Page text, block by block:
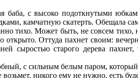
с высоко подоткнутыми
камчатную скатерть. Обещала
тихо. Может быть, не совсем
Оттуда пахнет своим:
сыростью старого дерева
с сильным белым паром,
никого ему не нужно, есть